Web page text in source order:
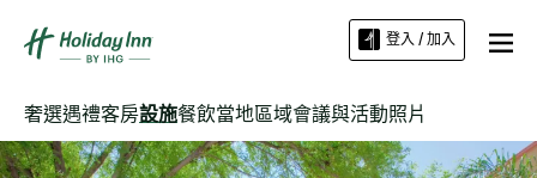
登入 / 加入
奢選遇禮客房設施餐飲當地區域會議與活動照片